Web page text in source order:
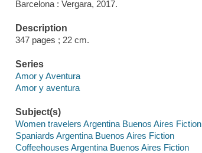
Barcelona : Vergara, 2017.
Description
347 pages ; 22 cm.
Series
Amor y Aventura
Amor y aventura
Subject(s)
Women travelers Argentina Buenos Aires Fiction
Spaniards Argentina Buenos Aires Fiction
Coffeehouses Argentina Buenos Aires Fiction